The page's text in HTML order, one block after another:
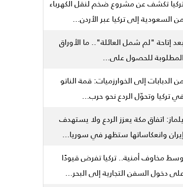
تكشف عن مشروع ضخم لنقل الكهرباء
السعودية إلى تركيا عبر الأردن...
بعد إتاحة "لم شمل العائلة".. ما الأوراق
المطلوبة للحصول على...
الدبابات إلى الخوارزميات: قمة الناتو
تركيا وتحوّل الردع نحو حرب...
يلماز: اتفاق مكة يعزز الردع ولا يستهدف
إيران وانعكاساتها ستظهر في سوريا...
وسط مخاوف أمنية.. تركيا تفرض قيودًا
على دخول السفن التجارية إلى البحر...